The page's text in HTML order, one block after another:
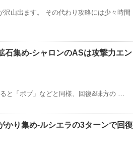
山出ます。 その代わり攻略には少々時間
石集め-シャロンのASは攻撃力エン
と「ボブ」などと同様、回復&味方の …
かり集め-ルシエラの3ターンで回復